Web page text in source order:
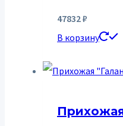
47832₽
В корзину